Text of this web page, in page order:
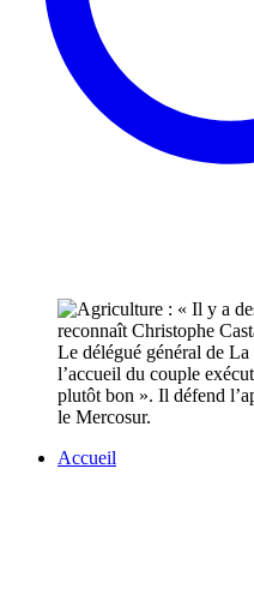
Le délégué général de
l’accueil du couple
plutôt bon ». Il défend
le Mercosur.
Accueil